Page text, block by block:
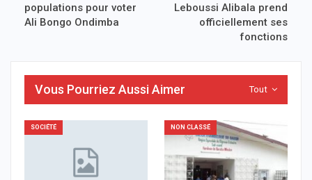
populations pour voter
Ali Bongo Ondimba
Leboussi Alibala prend
officiellement ses
fonctions
Tout
Vous Pourriez Aussi Aimer
SOCIÉTÉ NON CLASSÉ